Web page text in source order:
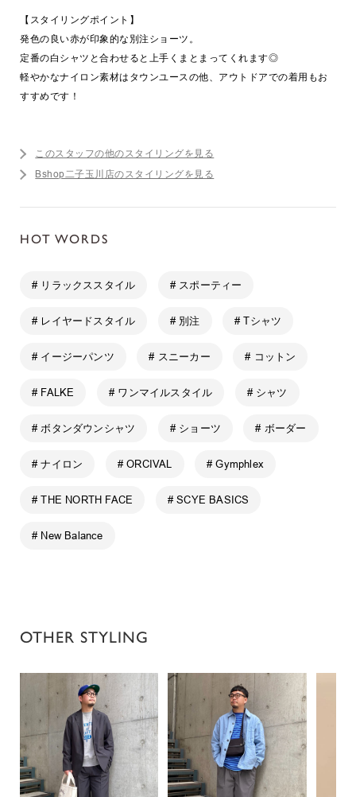
【スタイリングポイント】
発色の良い赤が印象的な別注ショーツ。
定番の白シャツと合わせると上手くまとまってくれます◎
軽やかなナイロン素材はタウンユースの他、アウトドアでの着用もお
すすめです！
このスタッフの他のスタイリングを見る
Bshop二子玉川店のスタイリングを見る
HOT WORDS
# リラックススタイル # スポーティー
# レイヤードスタイル # 別注 # Tシャツ
# イージーパンツ # スニーカー # コットン
# FALKE # ワンマイルスタイル # シャツ
# ボタンダウンシャツ # ショーツ # ボーダー
# ナイロン # ORCIVAL # Gymphlex
# THE NORTH FACE # SCYE BASICS
# New Balance
OTHER STYLING